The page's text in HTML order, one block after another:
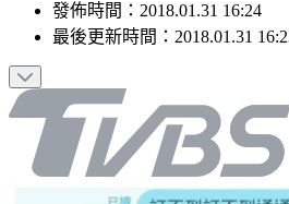
最後更新時間：2018.01.31 16:23